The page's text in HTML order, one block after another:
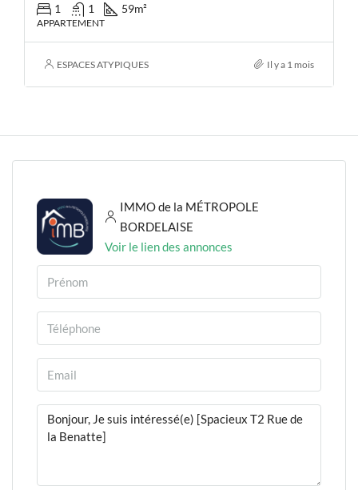
1 1 59m²
APPARTEMENT
ESPACES ATYPIQUES Il y a 1 mois
IMMO de la MÉTROPOLE
BORDELAISE
Voir le lien des annonces